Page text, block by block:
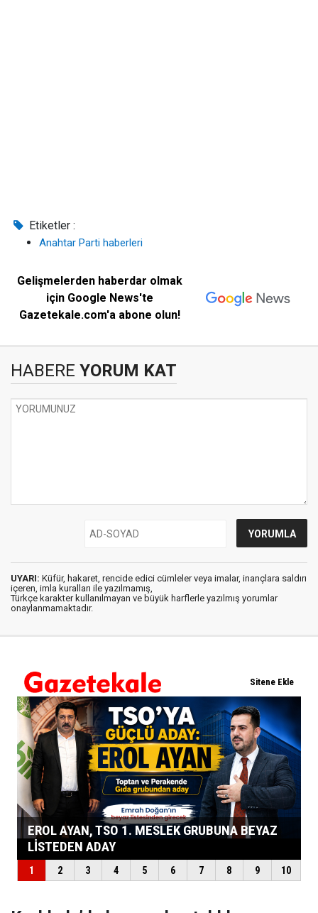
Etiketler :
Anahtar Parti haberleri
Gelişmelerden haberdar olmak
için Google News'te
Gazetekale.com'a abone olun!
HABERE YORUM KAT
UYARI: Küfür, hakaret, rencide edici cümleler veya imalar, inançlara saldırı
içeren, imla kuralları ile yazılmamış,
Türkçe karakter kullanılmayan ve büyük harflerle yazılmış yorumlar
onaylanmamaktadır.